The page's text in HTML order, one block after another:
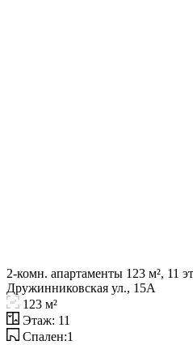
2-комн. апартаменты 123 м², 11
Дружинниковская ул., 15А
123 м²
Этаж: 11
Спален:1